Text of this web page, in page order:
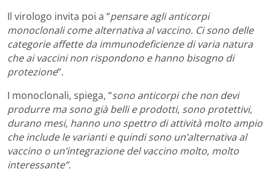
Il virologo invita poi a “pensare agli anticorpi
monoclonali come alternativa al vaccino. Ci sono delle
categorie affette da immunodeficienze di varia natura
che ai vaccini non rispondono e hanno bisogno di
protezione“.
I monoclonali, spiega, “sono anticorpi che non devi
produrre ma sono già belli e prodotti, sono protettivi,
durano mesi, hanno uno spettro di attività molto ampio
che include le varianti e quindi sono un’alternativa al
vaccino o un’integrazione del vaccino molto, molto
interessante”.